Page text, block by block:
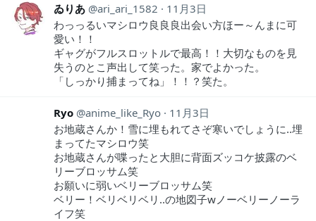
ゐりあ ari_ari_1582
11月3日
わっっるいマシロウ良良良出会い方ほー～んまに可
愛い！！
ギャグがフルスロットルで最高！！大切なものを見
失うのとこ声出して笑った。家でよかった。
「しっかり捕まってね」！！？笑た。
Ryo anime_like_Ryo
11月3日
お地蔵さんか！雪に埋もれてさぞ寒いでしょうに..埋
まってたマシロウ笑
お地蔵さんが喋ったと大胆に背面ズッコケ披露のベ
リーブロッサム笑
お願いに弱いベリーブロッサム笑
ベリー！ベリベリベリ..の地図子wノーベリーノーラ
イフ笑